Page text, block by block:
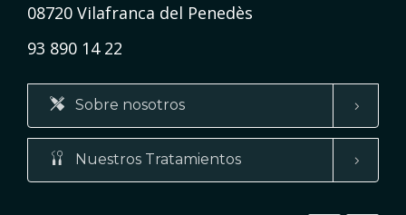
08720 Vilafranca del Penedès
93 890 14 22
Sobre nosotros
Nuestros Tratamientos